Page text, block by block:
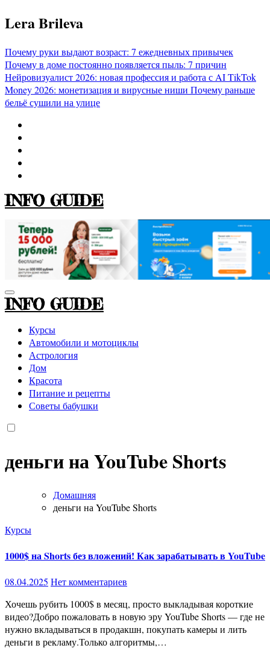
Перейти
к
Lera Brileva
Почему руки выдают возраст: 7 ежедневных привычек
Почему в доме постоянно появляется пыль: 7 причин
Нейровизуалист 2026: новая профессия и работа с AITikTok
Money 2026: монетизация и вирусные ниши Почему раньше
бельё сушили на улице
INFO GUIDE
INFO GUIDE
Курсы
Автомобили и мотоциклы
Астрология
Дом
Красота
Питание и рецепты
Советы бабушки
деньги на YouTube Shorts
Домашняя
деньги на YouTube Shorts
Курсы
1000$ на Shorts без вложений! Как зарабатывать в YouTube
08.04.2025 Нет комментариев
Хочешь рубить 1000$ в месяц, просто выкладывая короткие
видео?Добро пожаловать в новую эру YouTube Shorts — где не
нужно вкладываться в продакшн, покупать камеры и лить
деньги в рекламу.Только алгоритмы,…